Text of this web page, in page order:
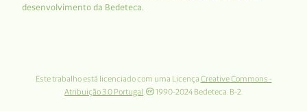
desenvolvimento da Bedeteca.
Este trabalho está licenciado com uma Licença Creative Commons -
Atribuição 3.0 Portugal. 1990-2024 Bedeteca. B-2.